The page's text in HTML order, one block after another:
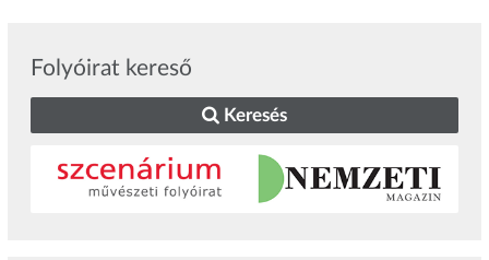
Folyóirat kereső
Keresés